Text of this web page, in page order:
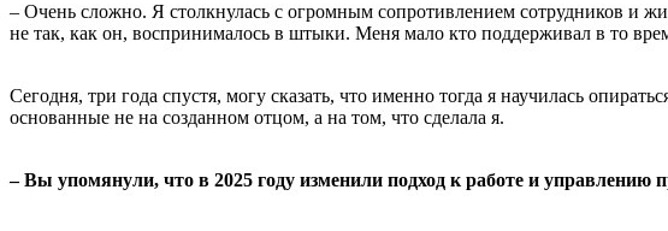
– Очень сложно. Я столкнулась с огромным сопротивлением сотрудников и
не так, как он, воспринималось в штыки. Меня мало кто поддерживал в то
Сегодня, три года спустя, могу сказать, что именно тогда я научилась
основанные не на созданном отцом, а на том, что сделала я.
– Вы упомянули, что в 2025 году изменили подход к работе и управлению